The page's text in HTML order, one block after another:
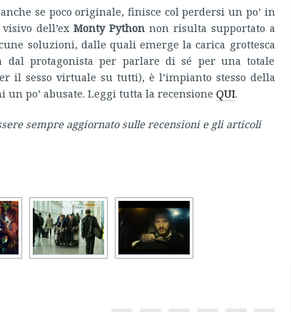
se poco originale, finisce col perdersi un po’ in
dell’ex Monty Pythonnon risulta supportato a
soluzioni, dalle quali emerge la carica grottesca
dal protagonista per parlare di sé per una totale
il sesso virtuale su tutti), è l’impianto stesso della
po’ abusate. Leggi tutta la recensione QUI.
sempre aggiornato sulle recensioni e gli articoli